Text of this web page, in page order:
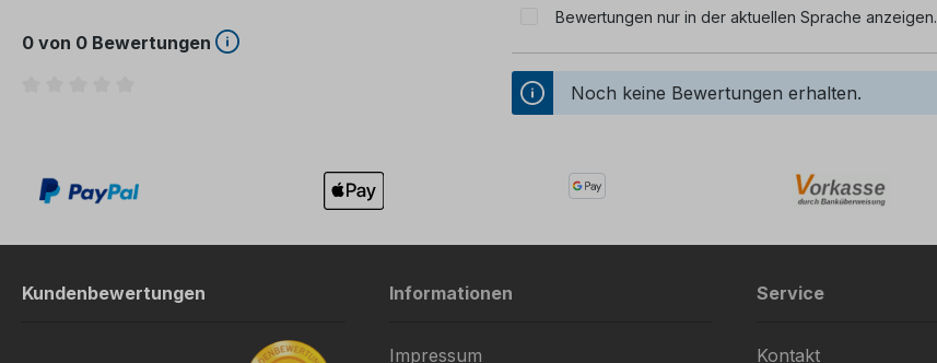
0 von 0 Bewertungen
Bewertungen nur in der aktuellen Sprache anzeigen.
Noch keine Bewertungen erhalten.
Kundenbewertungen Informationen
Impressum
Service
Kontakt